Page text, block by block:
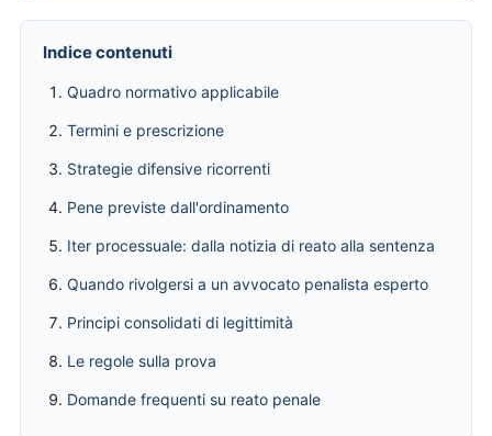
Indice contenuti
Quadro normativo applicabile
Termini e prescrizione
Strategie difensive ricorrenti
Pene previste dall'ordinamento
Iter processuale: dalla notizia di reato alla sentenza
Quando rivolgersi a un avvocato penalista esperto
Principi consolidati di legittimità
Le regole sulla prova
Domande frequenti su reato penale